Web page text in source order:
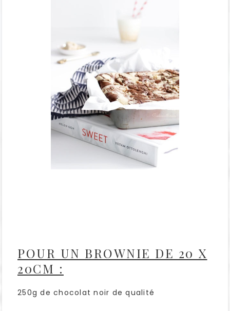
POUR UN BROWNIE DE 20 X
20CM :
250g de chocolat noir de qualité